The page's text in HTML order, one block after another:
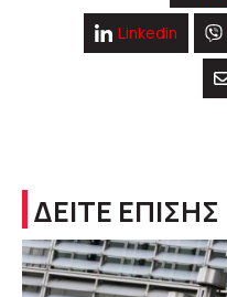
Linkedin
ΔΕΙΤΕ ΕΠΙΣΗΣ